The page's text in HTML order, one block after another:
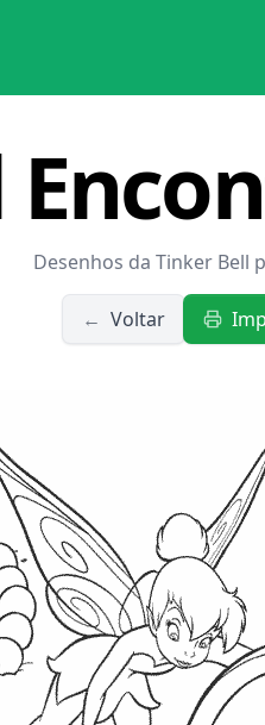
Desenhos da Tinker Bell
← Voltar